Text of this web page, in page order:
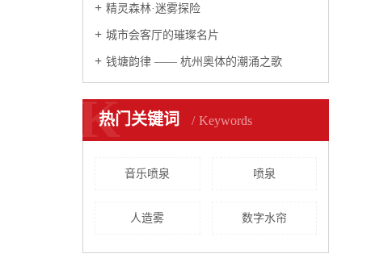
精灵森林·迷雾探险
城市会客厅的璀璨名片
钱塘韵律 —— 杭州奥体的潮涌之歌
热门关键词 Keywords
K
音乐喷泉 喷泉
人造雾 数字水帘